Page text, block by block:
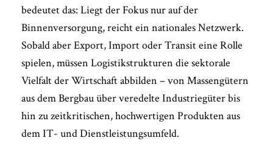
bedeutet das: Liegt der Fokus nur auf der
Binnenversorgung, reicht ein nationales Netzwerk.
Sobald aber Export, Import oder Transit eine Rolle
spielen, müssen Logistikstrukturen die sektorale
Vielfalt der Wirtschaft abbilden – von Massengütern
aus dem Bergbau über veredelte Industriegüter bis
hin zu zeitkritischen, hochwertigen Produkten aus
dem IT- und Dienstleistungsumfeld.